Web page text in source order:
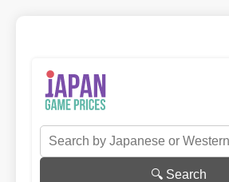
🔍 Search